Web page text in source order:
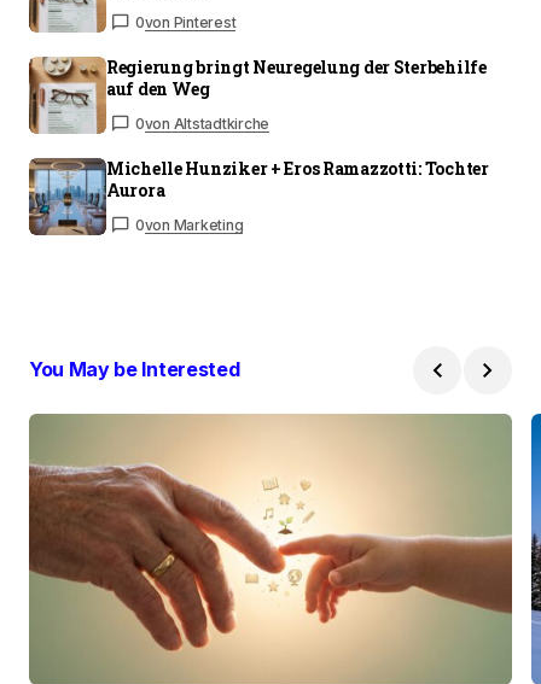
0von Pinterest
Regierung bringt Neuregelung der Sterbehilfe
auf den Weg
0von Altstadtkirche
Michelle Hunziker + Eros Ramazzotti: Tochter
Aurora
0von Marketing
You May be Interested